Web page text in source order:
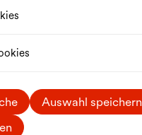
Auswahl speichern